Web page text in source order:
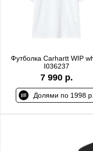
Футболка Carhartt WIP
I036237
7 990 р.
Долями по 1998 р.